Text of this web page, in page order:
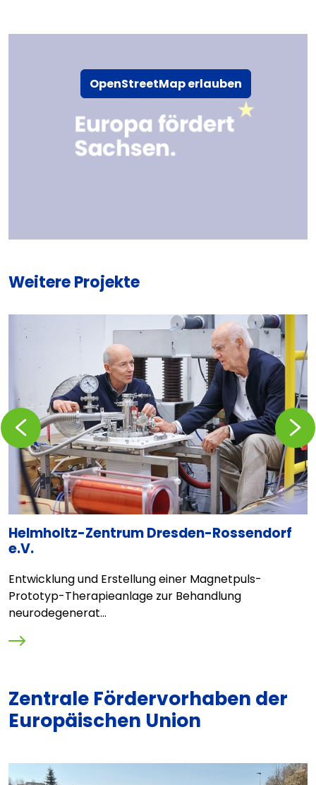
OpenStreetMap erlauben
Weitere Projekte
Helmholtz-Zentrum Dresden-Rossendorf
e.V.
Entwicklung und Erstellung einer Magnetpuls-
Prototyp-Therapieanlage zur Behandlung
neurodegenerat...
Zurückblättern
Zentrale Fördervorhaben der
Europäischen Union